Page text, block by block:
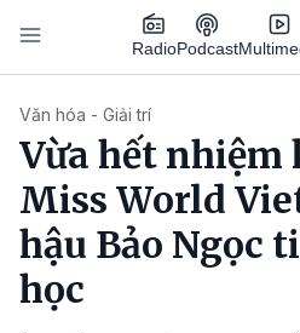
Nhảy đến nội dung
RadioPodcast
Văn hóa - Giải trí
Vừa hết nhiệm
Miss World
hậu Bảo Ngọc
học